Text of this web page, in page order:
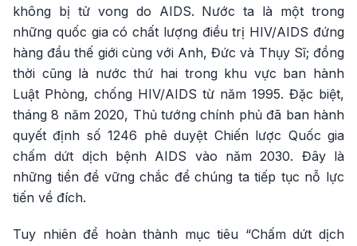
không bị tử vong do AIDS. Nước ta là một trong
những quốc gia có chất lượng điều trị HIV/AIDS đứng
hàng đầu thế giới cùng với Anh, Đức và Thụy Sĩ; đồng
thời cũng là nước thứ hai trong khu vực ban hành
Luật Phòng, chống HIV/AIDS từ năm 1995. Đặc biệt,
tháng 8 năm 2020, Thủ tướng chính phủ đã ban hành
quyết định số 1246 phê duyệt Chiến lược Quốc gia
chấm dứt dịch bệnh AIDS vào năm 2030. Đây là
những tiền đề vững chắc để chúng ta tiếp tục nỗ lực
tiến về đích.
Tuy nhiên để hoàn thành mục tiêu “Chấm dứt dịch